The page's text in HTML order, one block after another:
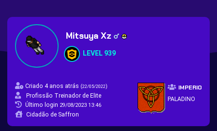
Mitsuya Xz
LEVEL 939
Criado 4 anos atrás (22/05/2022)
Profissão Treinador de Elite
Último login 29/08/2023 13:46
Cidadão de Saffron
IMPERIO
PALADINO